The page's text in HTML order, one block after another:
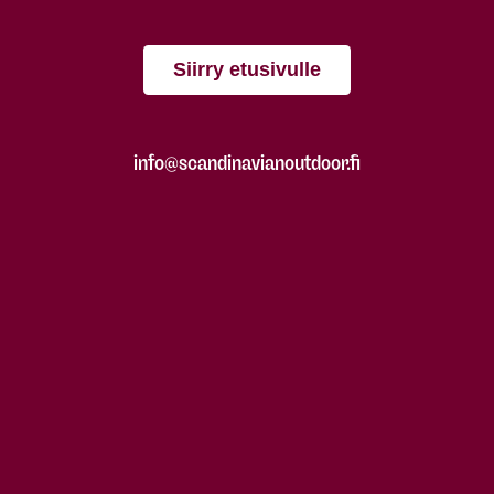
Siirry etusivulle
info@scandinavianoutdoor.fi